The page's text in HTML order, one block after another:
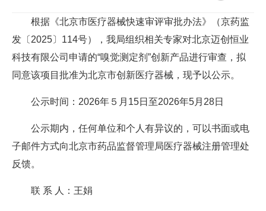
根据《北京市医疗器械快速审评审批办法》（京药监
发〔2025〕114号），我局组织相关专家对北京迈创恒业
科技有限公司申请的“嗅觉测定剂”创新产品进行审查，拟
同意该项目批准为北京市创新医疗器械，现予以公示。
公示时间：2026年５月15日至2026年5月28日
公示期内，任何单位和个人有异议的，可以书面或电
子邮件方式向北京市药品监督管理局医疗器械注册管理处
反馈。
联 系 人：王娟